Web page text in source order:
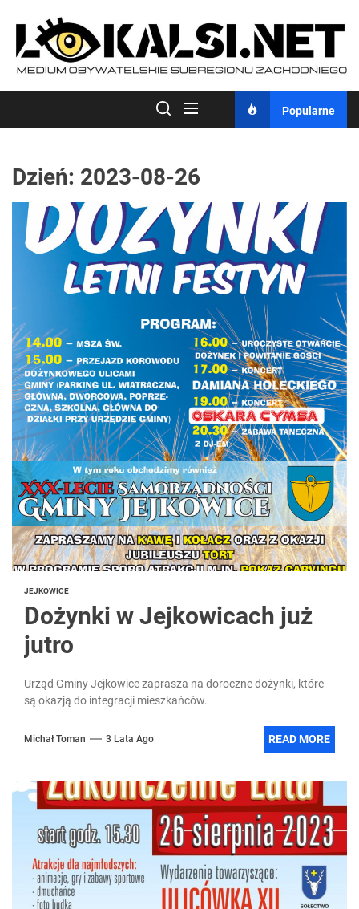
content
Popularne
Dzień: 2023-08-26
JEJKOWICE
Dożynki w Jejkowicach już
jutro
Urząd Gminy Jejkowice zaprasza na doroczne dożynki, które
są okazją do integracji mieszkańców.
Michał Toman 3 Lata Ago READ MORE